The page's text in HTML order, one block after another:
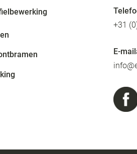
+31
E-